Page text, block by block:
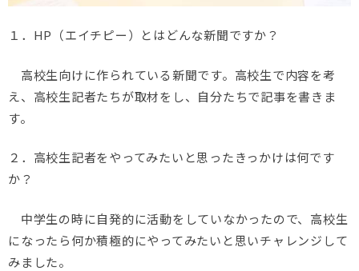
１．HP（エイチピー）とはどんな新聞ですか？
高校生向けに作られている新聞です。高校生で内容を考
え、高校生記者たちが取材をし、自分たちで記事を書きま
す。
２．高校生記者をやってみたいと思ったきっかけは何です
か？
中学生の時に自発的に活動をしていなかったので、高校生
になったら何か積極的にやってみたいと思いチャレンジして
みました。